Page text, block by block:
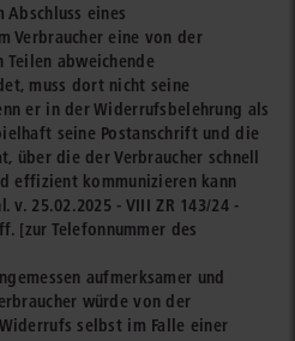
Abschluss eines
Verbraucher eine von der
abweichende
muss dort nicht seine
er in der Widerrufsbelehrung als
seine Postanschrift und die
über die der Verbraucher schnell
effizient kommunizieren kann
v. 25.02.2025 - VIII ZR 143/24 -
[zur Telefonnummer des
aufmerksamer und
würde von der
selbst im Falle einer